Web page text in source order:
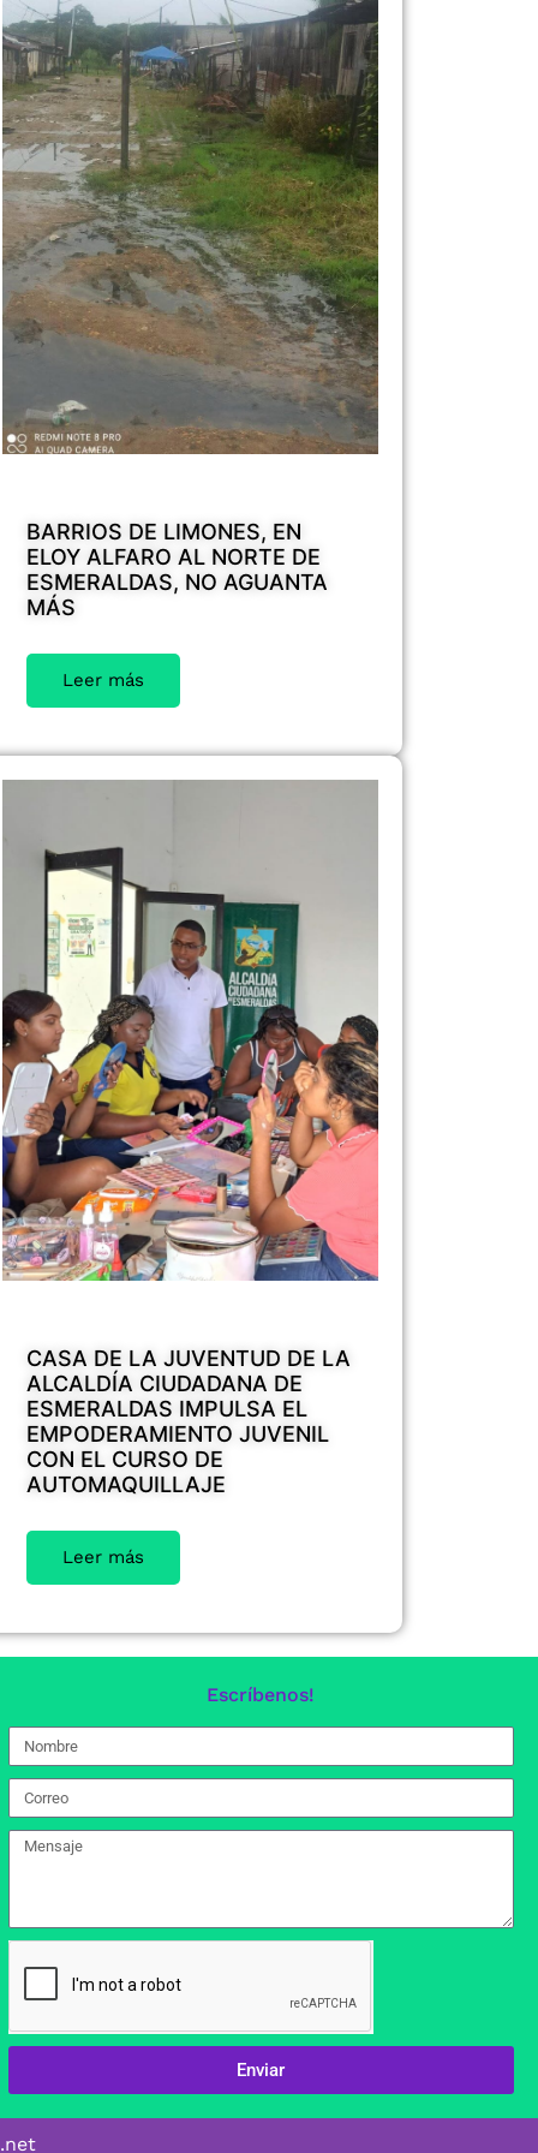
BARRIOS DE LIMONES, EN
ELOY ALFARO AL NORTE DE
ESMERALDAS, NO AGUANTA
MÁS
Leer más
CASA DE LA JUVENTUD DE LA
ALCALDÍA CIUDADANA DE
ESMERALDAS IMPULSA EL
EMPODERAMIENTO JUVENIL
CON EL CURSO DE
AUTOMAQUILLAJE
Leer más
Escríbenos!
Enviar